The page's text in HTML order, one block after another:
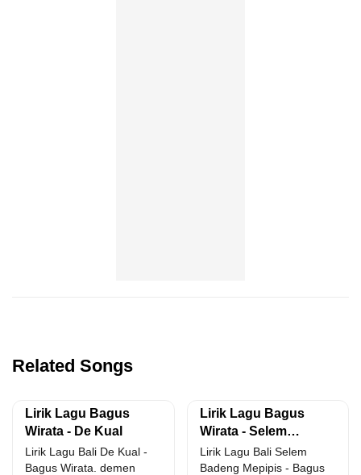
Related Songs
Lirik Lagu Bagus
Wirata - De Kual
Lirik Lagu Bali De Kual -
Bagus Wirata. demen
Lirik Lagu Bagus
Wirata - Selem
Badeng Mepipis
Lirik Lagu Bali Selem
Badeng Mepipis - Bagus